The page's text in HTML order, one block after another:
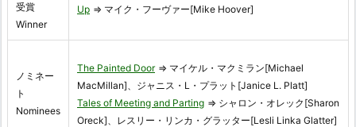
受賞
Winner
Up ⇒ マイク・フーヴァー[Mike Hoover]
ノミネー
ト
Nominees
The Painted Door ⇒ マイケル・マクミラン[Michael
MacMillan]、ジャニス・L・プラット[Janice L. Platt]
Tales of Meeting and Parting ⇒ シャロン・オレック[Sharon
Oreck]、レスリー・リンカ・グラッター[Lesli Linka Glatter]